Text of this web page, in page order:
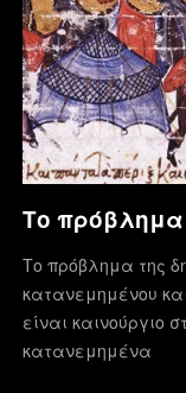
Το πρόβλημα
Το πρόβλημα της
κατανεμημένου
είναι καινούργιο
κατανεμημένα